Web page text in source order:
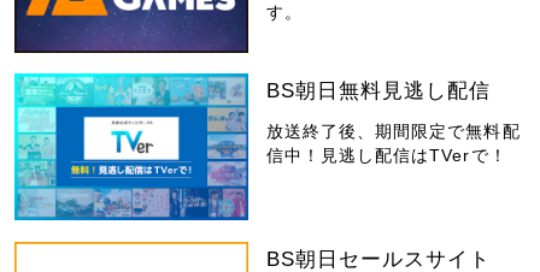
す。
BS朝日無料見逃し配信
放送終了後、期間限定で無料配
信中！見逃し配信はTVerで！
BS朝日セールスサイト